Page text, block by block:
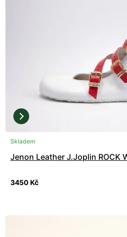
Skladem
Jenon Leather J.Joplin ROCK
3450 Kč